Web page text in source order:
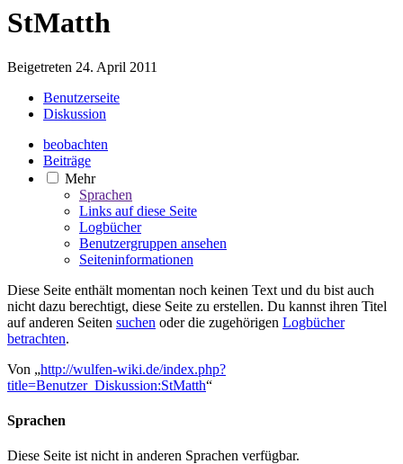
StMatth
Beigetreten 24. April 2011
Benutzerseite
Diskussion
beobachten
Beiträge
Mehr
Sprachen
Links auf diese Seite
Logbücher
Benutzergruppen ansehen
Seiten­­informationen
Diese Seite enthält momentan noch keinen Text und du bist auch
nicht dazu berechtigt, diese Seite zu erstellen. Du kannst ihren Titel
auf anderen Seiten suchen oder die zugehörigen Logbücher
betrachten.
Von „http://wulfen-wiki.de/index.php?
title=Benutzer_Diskussion:StMatth“
Sprachen
Diese Seite ist nicht in anderen Sprachen verfügbar.